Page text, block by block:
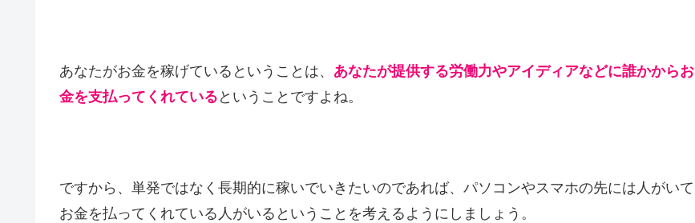
あなたがお金を稼げているということは、 あなたが提供する労働力やアイディアなどに誰かからお
金を支払ってくれている ということですよね。
ですから、単発ではなく長期的に稼いでいきたいのであれば、パソコンやスマホの先には人がいて
お金を払ってくれている人がいるということを考えるようにしましょう。